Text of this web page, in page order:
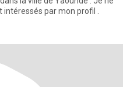
par mon profil .